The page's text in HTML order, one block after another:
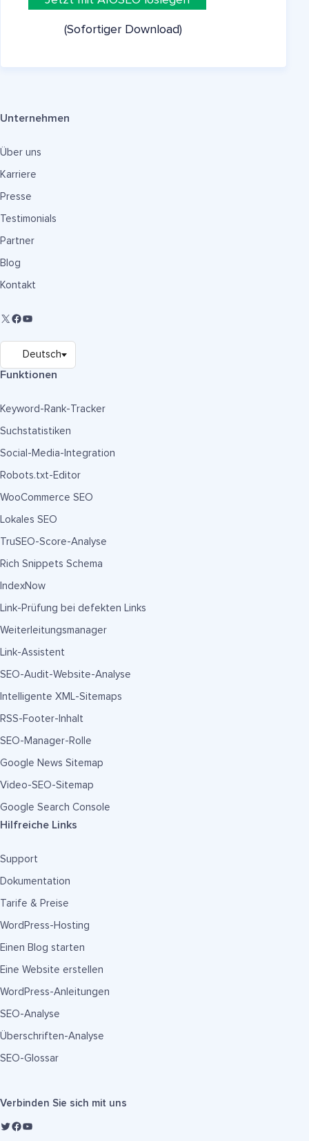
(Sofortiger Download)
Unternehmen
Über uns
Karriere
Presse
Testimonials
Partner
Blog
Kontakt
Funktionen
Keyword-Rank-Tracker
Suchstatistiken
Social-Media-Integration
Robots.txt-Editor
WooCommerce SEO
Lokales SEO
TruSEO-Score-Analyse
Rich Snippets Schema
IndexNow
Link-Prüfung bei defekten Links
Weiterleitungsmanager
Link-Assistent
SEO-Audit-Website-Analyse
Intelligente XML-Sitemaps
RSS-Footer-Inhalt
SEO-Manager-Rolle
Google News Sitemap
Video-SEO-Sitemap
Google Search Console
Hilfreiche Links
Support
Dokumentation
Tarife & Preise
WordPress-Hosting
Einen Blog starten
Eine Website erstellen
WordPress-Anleitungen
SEO-Analyse
Überschriften-Analyse
SEO-Glossar
Verbinden Sie sich mit uns